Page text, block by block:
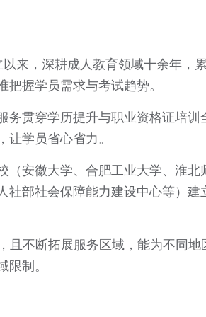
以来，深耕成人教育领域十余年，
握学员需求与考试趋势。
务贯穿学历提升与职业资格证培
让学员省心省力。
（安徽大学、合肥工业大学、淮
社部社会保障能力建设中心等）
且不断拓展服务区域，能为不同
限制。